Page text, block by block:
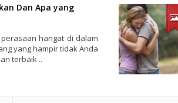
Dan Apa yang
hangat di dalam
yang hampir tidak Anda
terbaik ..